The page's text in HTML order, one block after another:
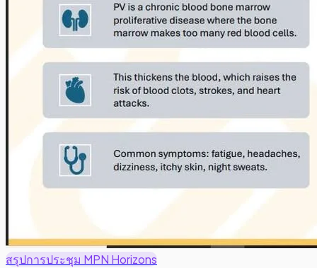
สรุปการประชุม MPN Horizons